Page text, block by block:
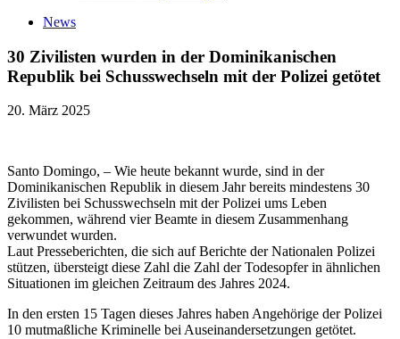
News
30 Zivilisten wurden in der Dominikanischen
Republik bei Schusswechseln mit der Polizei getötet
20. März 2025
Santo Domingo, – Wie heute bekannt wurde, sind in der
Dominikanischen Republik in diesem Jahr bereits mindestens 30
Zivilisten bei Schusswechseln mit der Polizei ums Leben
gekommen, während vier Beamte in diesem Zusammenhang
verwundet wurden.
Laut Presseberichten, die sich auf Berichte der Nationalen Polizei
stützen, übersteigt diese Zahl die Zahl der Todesopfer in ähnlichen
Situationen im gleichen Zeitraum des Jahres 2024.
In den ersten 15 Tagen dieses Jahres haben Angehörige der Polizei
10 mutmaßliche Kriminelle bei Auseinandersetzungen getötet.